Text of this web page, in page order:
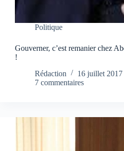
Politique
Gouverner, c’est remanier chez
!
Rédaction
16 juillet 2017
7 commentaires